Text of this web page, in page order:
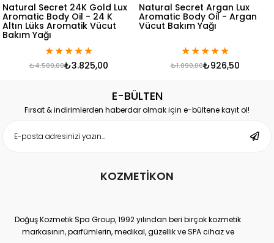
Natural Secret 24K Gold Lux
Aromatic Body Oil - 24 K
Altın Lüks Aromatik Vücut
Bakım Yağı
★★★★★
₺3.825,00
₺4.500,00
Natural Secret Argan Lux
Aromatic Body Oil - Argan
Vücut Bakım Yağı
★★★★★
₺926,50
₺1.090,00
E-BÜLTEN
Fırsat & indirimlerden haberdar olmak için e-bültene kayıt ol!
KOZMETİKON
Doğuş Kozmetik Spa Group, 1992 yılından beri birçok kozmetik
markasının, parfümlerin, medikal, güzellik ve SPA cihaz ve